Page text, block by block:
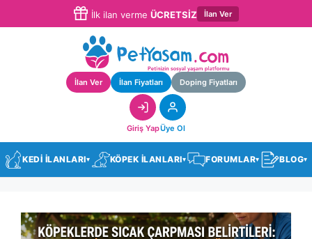
İlk ilan verme ÜCRETSİZ İlan Ver
İlan Ver İlan Fiyatları Doping Fiyatları
Giriş YapÜye Ol
KEDİ İLANLARI▾ KÖPEK İLANLARI▾ FORUMLAR▾ BLOG▾